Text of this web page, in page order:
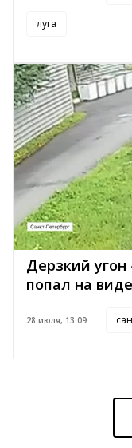
луга
Дерзкий угон
попал на
28 июля, 13:09